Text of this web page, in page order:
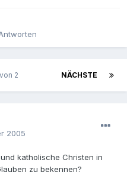
NÄCHSTE
2
2005
katholische Christen in
zu bekennen?